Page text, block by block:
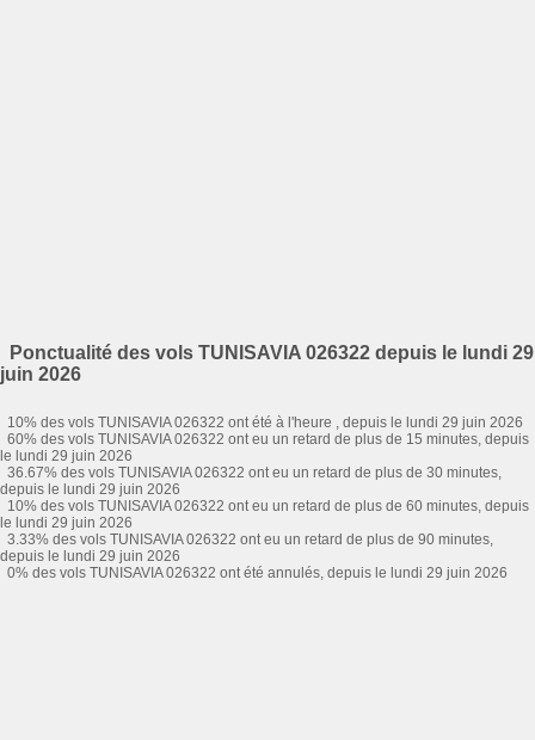
Ponctualité des vols TUNISAVIA 026322 depuis le lundi 29
juin 2026
10% des vols TUNISAVIA 026322 ont été à l'heure , depuis le lundi 29 juin 2026
60% des vols TUNISAVIA 026322 ont eu un retard de plus de 15 minutes, depuis
le lundi 29 juin 2026
36.67% des vols TUNISAVIA 026322 ont eu un retard de plus de 30 minutes,
depuis le lundi 29 juin 2026
10% des vols TUNISAVIA 026322 ont eu un retard de plus de 60 minutes, depuis
le lundi 29 juin 2026
3.33% des vols TUNISAVIA 026322 ont eu un retard de plus de 90 minutes,
depuis le lundi 29 juin 2026
0% des vols TUNISAVIA 026322 ont été annulés, depuis le lundi 29 juin 2026